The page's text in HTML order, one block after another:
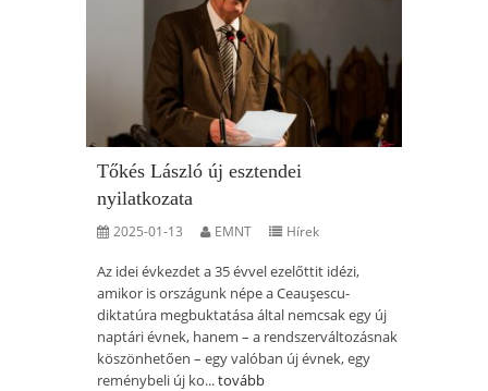
Tőkés László új esztendei
nyilatkozata
2025-01-13 EMNT Hírek
Az idei évkezdet a 35 évvel ezelőttit idézi,
amikor is országunk népe a Ceauşescu-
diktatúra megbuktatása által nemcsak egy új
naptári évnek, hanem – a rendszerváltozásnak
köszönhetően – egy valóban új évnek, egy
reménybeli új ko...tovább